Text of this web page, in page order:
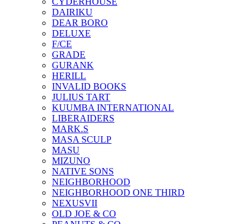
DAIRIKU
DEAR BORO
DELUXE
F/CE
GRADE
GURANK
HERILL
INVALID BOOKS
JULIUS TART
KUUMBA INTERNATIONAL
LIBERAIDERS
MARK.S
MASA SCULP
MASU
MIZUNO
NATIVE SONS
NEIGHBORHOOD
NEIGHBORHOOD ONE THIRD
NEXUSVII
OLD JOE & CO